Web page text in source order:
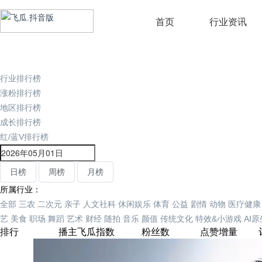
首页 行业资讯
行业排行榜
涨粉排行榜
地区排行榜
成长排行榜
红/蓝V排行榜
日榜 周榜
月榜
所属行业：
全部 三农 二次元 亲子 人文社科 休闲娱乐 体育 公益 剧情 动物 医疗健康
艺 美食 职场 舞蹈 艺术 财经 随拍 音乐 颜值 传统文化 特效&小游戏 AI原
排行 播主飞瓜指数 粉丝数 点赞增量